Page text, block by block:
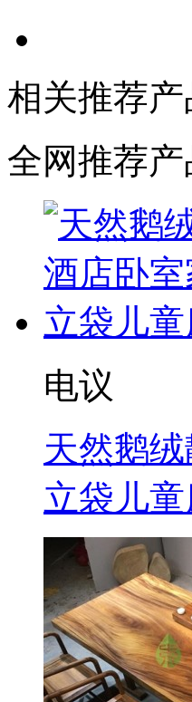
相关推荐产
全网推荐产
电议
天然鹅
立袋儿